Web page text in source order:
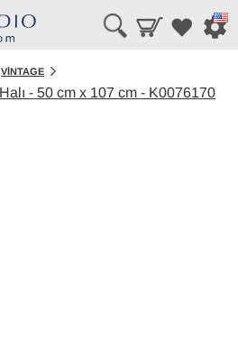
VINTAGE